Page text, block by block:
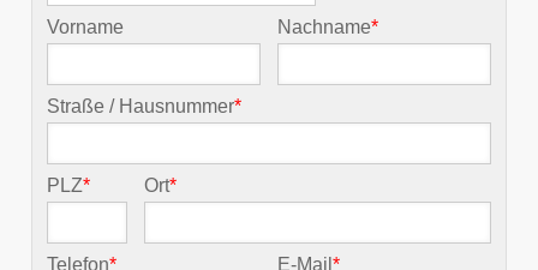
Vorname Nachname*
Straße / Hausnummer*
PLZ* Ort*
Telefon* E-Mail*